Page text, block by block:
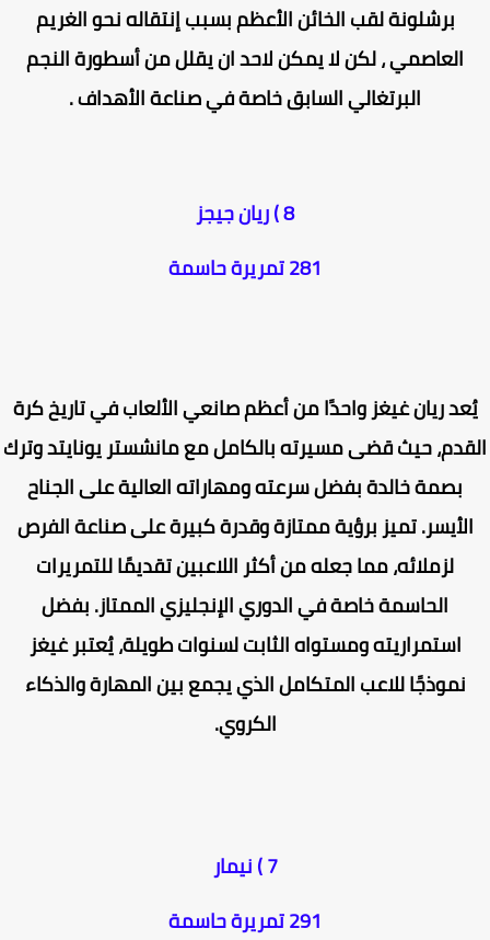
برشلونة لقب الخائن الأعظم بسبب إنتقاله نحو الغريم
العاصمي ، لكن لا يمكن لاحد ان يقلل من أسطورة النجم
البرتغالي السابق خاصة في صناعة الأهداف .
281 تمريرة حاسمة
ريان غيغز واحدًا من أعظم صانعي الألعاب في تاريخ كرة
حيث قضى مسيرته بالكامل مع مانشستر يونايتد وترك
بصمة خالدة بفضل سرعته ومهاراته العالية على الجناح
تميز برؤية ممتازة وقدرة كبيرة على صناعة الفرص
لزملائه، مما جعله من أكثر اللاعبين تقديمًا للتمريرات
الحاسمة خاصة في الدوري الإنجليزي الممتاز. بفضل
استمراريته ومستواه الثابت لسنوات طويلة، يُعتبر غيغز
نموذجًا للاعب المتكامل الذي يجمع بين المهارة والذكاء
الكروي.
291 تمريرة حاسمة